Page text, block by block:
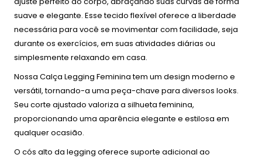
suave e elegante. Esse tecido flexível oferece a liberdade
necessária para você se movimentar com facilidade, seja
durante os exercícios, em suas atividades diárias ou
simplesmente relaxando em casa.
Nossa Calça Legging Feminina tem um design moderno e
versátil, tornando-a uma peça-chave para diversos looks.
Seu corte ajustado valoriza a silhueta feminina,
proporcionando uma aparência elegante e estilosa em
qualquer ocasião.
O cós alto da legging oferece suporte adicional ao